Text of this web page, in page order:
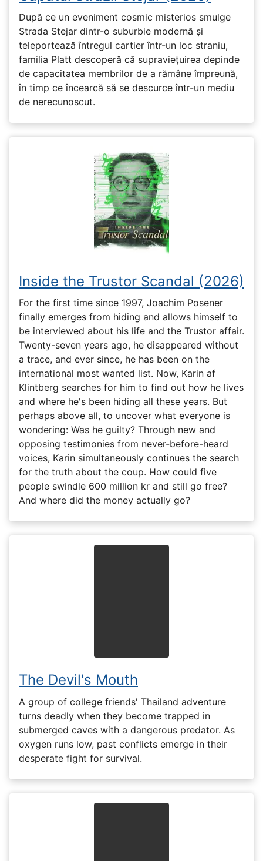
După ce un eveniment cosmic misterios smulge
Strada Stejar dintr-o suburbie modernă și
teleportează întregul cartier într-un loc straniu,
familia Platt descoperă că supraviețuirea depinde
de capacitatea membrilor de a rămâne împreună,
în timp ce încearcă să se descurce într-un mediu
de nerecunoscut.
Inside the Trustor Scandal (2026)
For the first time since 1997, Joachim Posener
finally emerges from hiding and allows himself to
be interviewed about his life and the Trustor affair.
Twenty-seven years ago, he disappeared without
a trace, and ever since, he has been on the
international most wanted list. Now, Karin af
Klintberg searches for him to find out how he lives
and where he's been hiding all these years. But
perhaps above all, to uncover what everyone is
wondering: Was he guilty? Through new and
opposing testimonies from never-before-heard
voices, Karin simultaneously continues the search
for the truth about the coup. How could five
people swindle 600 million kr and still go free?
And where did the money actually go?
The Devil's Mouth
A group of college friends' Thailand adventure
turns deadly when they become trapped in
submerged caves with a dangerous predator. As
oxygen runs low, past conflicts emerge in their
desperate fight for survival.